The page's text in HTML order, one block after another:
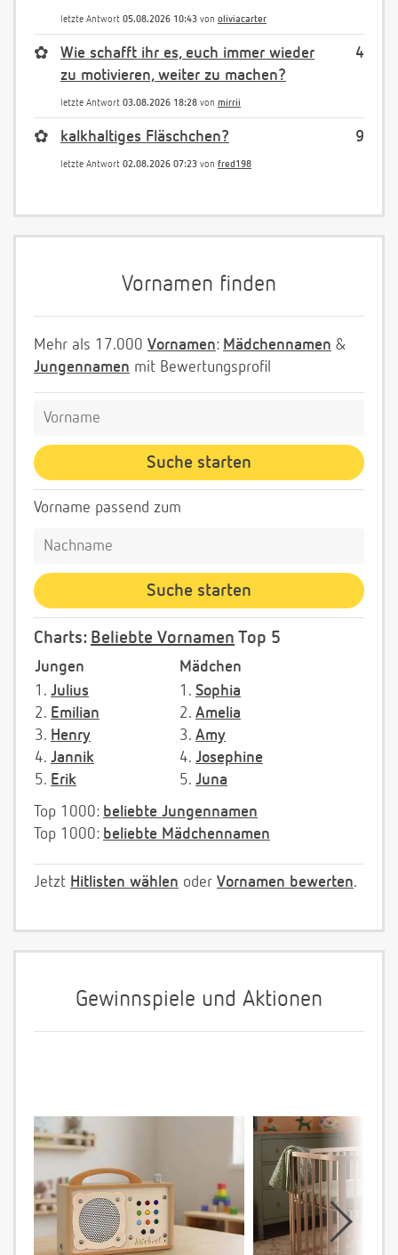
letzte Antwort 05.08.2026 10:43 von oliviacarter
4
✿
Wie schafft ihr es, euch immer wieder
zu motivieren, weiter zu machen?
letzte Antwort 03.08.2026 18:28 von mirrii
9
✿ kalkhaltiges Fläschchen?
letzte Antwort 02.08.2026 07:23 von fred198
Vornamen finden
Mehr als 17.000 Vornamen: Mädchennamen &
Jungennamen mit Bewertungsprofil
Vorname passend zum
Charts: Beliebte Vornamen Top 5
Jungen
Mädchen
1. Julius
2. Emilian
3. Henry
4. Jannik
5. Erik
1. Sophia
2. Amelia
3. Amy
4. Josephine
5. Juna
Top 1000: beliebte Jungennamen
Top 1000: beliebte Mädchennamen
Jetzt Hitlisten wählen oder Vornamen bewerten.
Gewinnspiele und Aktionen